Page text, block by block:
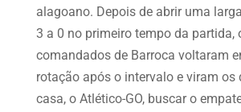
alagoano. Depois de abrir uma
3 a 0 no primeiro tempo da partida,
comandados de Barroca voltaram
rotação após o intervalo e viram os
casa, o Atlético-GO, buscar o